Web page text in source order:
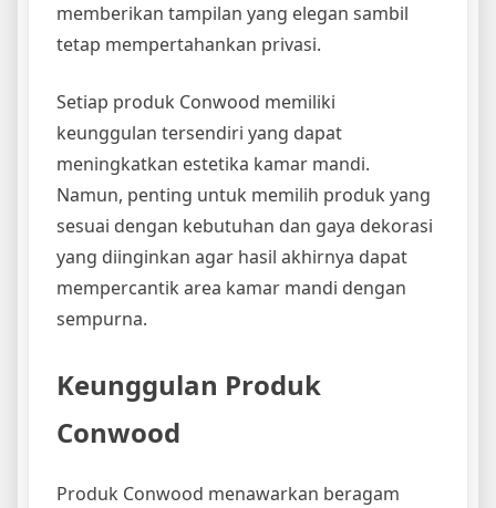
memberikan tampilan yang elegan sambil
tetap mempertahankan privasi.
Setiap produk Conwood memiliki
keunggulan tersendiri yang dapat
meningkatkan estetika kamar mandi.
Namun, penting untuk memilih produk yang
sesuai dengan kebutuhan dan gaya dekorasi
yang diinginkan agar hasil akhirnya dapat
mempercantik area kamar mandi dengan
sempurna.
Keunggulan Produk
Conwood
Produk Conwood menawarkan beragam